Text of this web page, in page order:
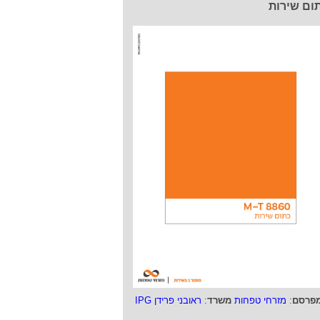
שירות
: מזרחי טפחות משרד: ראובני פרידן IPG